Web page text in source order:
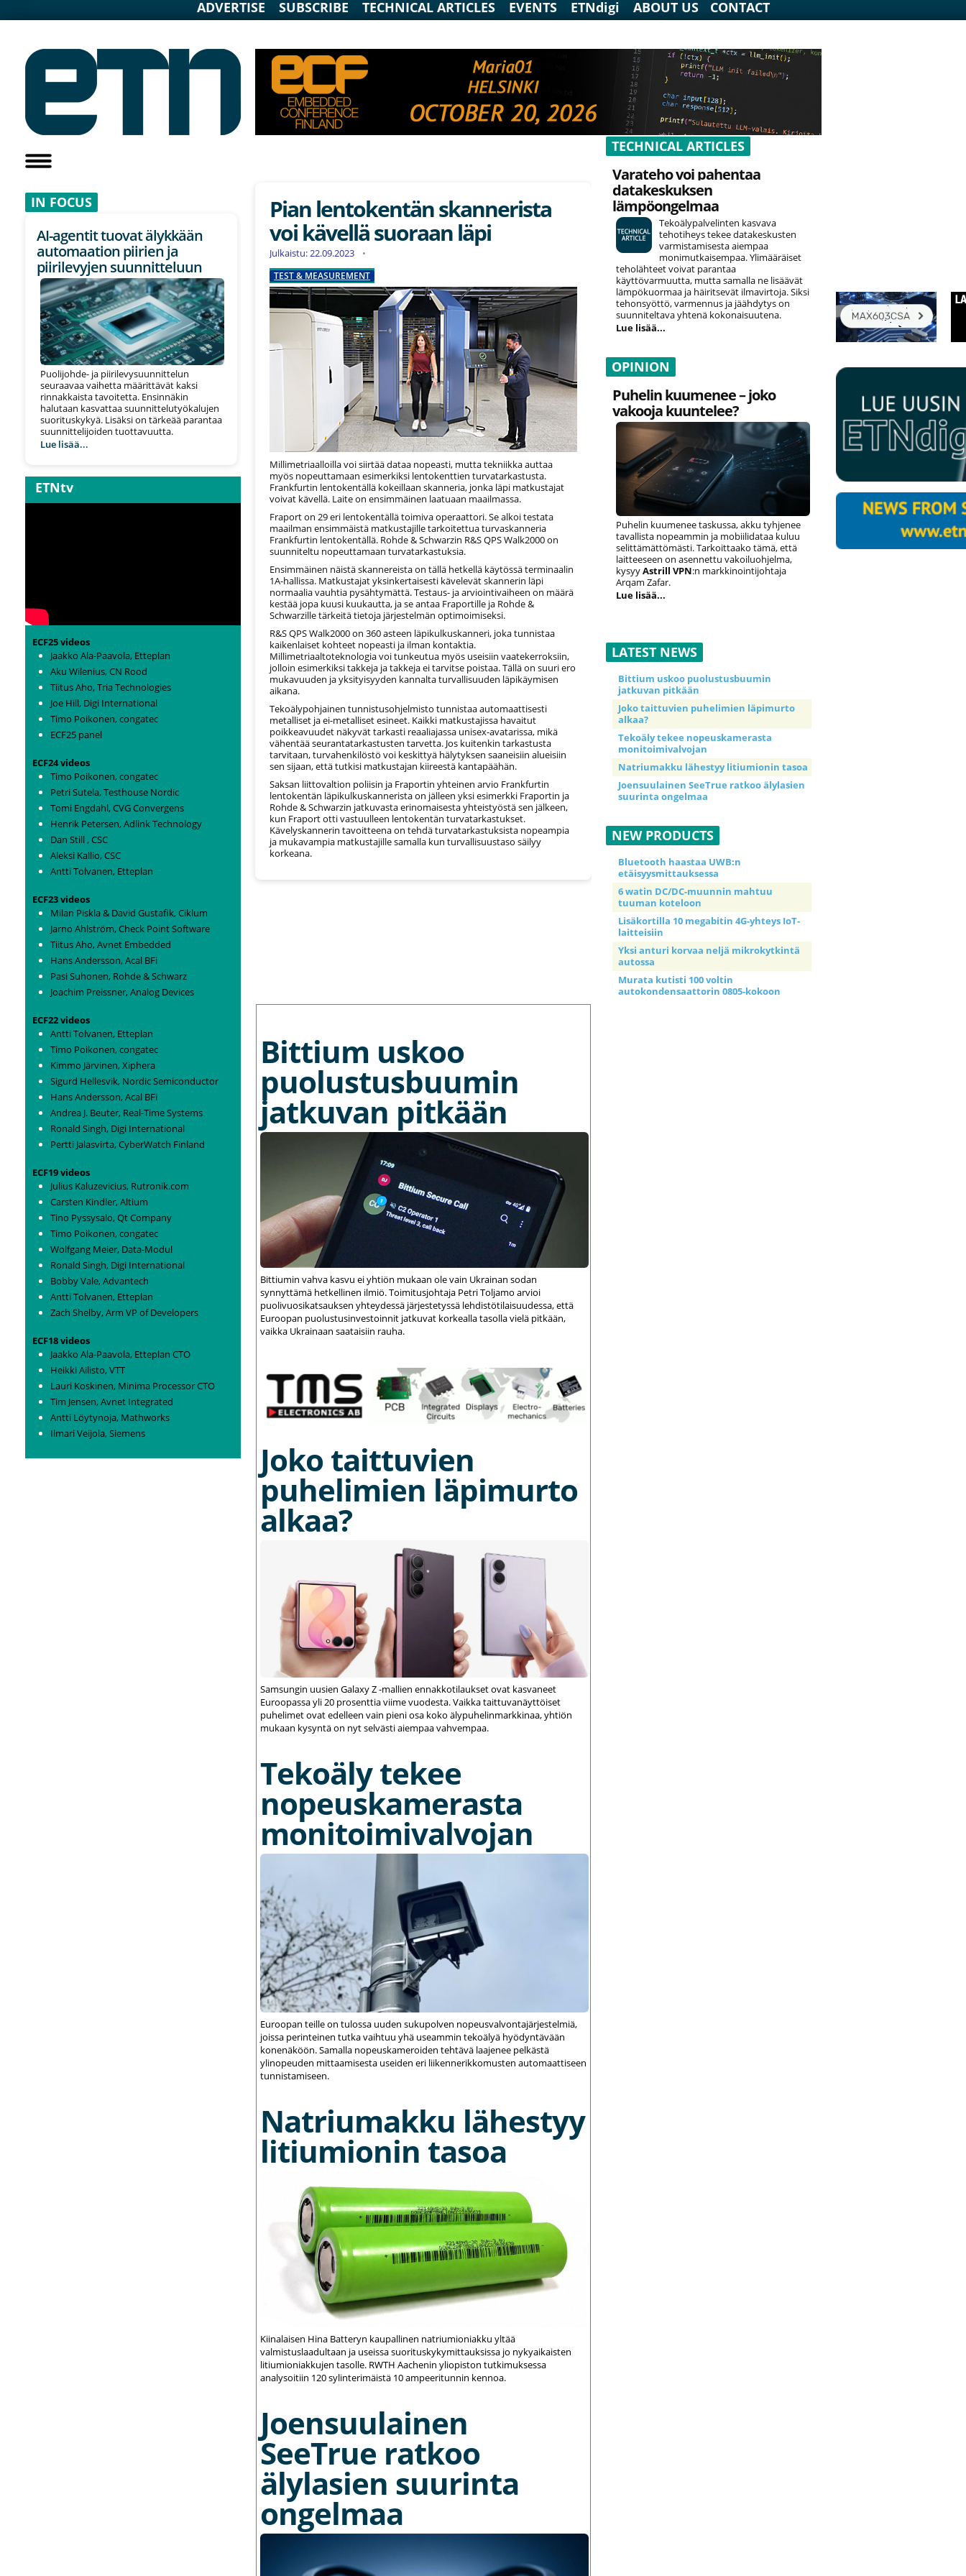
ADVERTISE SUBSCRIBE TECHNICAL ARTICLES EVENTS ETNdigi ABOUT US CONTACT
IN FOCUS
AI-agentit tuovat älykkään
automaation piirien ja
piirilevyjen suunnitteluun
Puolijohde- ja piirilevysuunnittelun
seuraavaa vaihetta määrittävät kaksi
rinnakkaista tavoitetta. Ensinnäkin
halutaan kasvattaa suunnittelutyökalujen
suorituskykyä. Lisäksi on tärkeää parantaa
suunnittelijoiden tuottavuutta.
Lue lisää...
ETNtv
ECF25 videos
Jaakko Ala-Paavola, Etteplan
Aku Wilenius, CN Rood
Tiitus Aho, Tria Technologies
Joe Hill, Digi International
Timo Poikonen, congatec
ECF25 panel
ECF24 videos
Timo Poikonen, congatec
Petri Sutela, Testhouse Nordic
Tomi Engdahl, CVG Convergens
Henrik Petersen, Adlink Technology
Dan Still , CSC
Aleksi Kallio, CSC
Antti Tolvanen, Etteplan
ECF23 videos
Milan Piskla & David Gustafik, Ciklum
Jarno Ahlström, Check Point Software
Tiitus Aho, Avnet Embedded
Hans Andersson, Acal BFi
Pasi Suhonen, Rohde & Schwarz
Joachim Preissner, Analog Devices
ECF22 videos
Antti Tolvanen, Etteplan
Timo Poikonen, congatec
Kimmo Järvinen, Xiphera
Sigurd Hellesvik, Nordic Semiconductor
Hans Andersson, Acal BFi
Andrea J. Beuter, Real-Time Systems
Ronald Singh, Digi International
Pertti Jalasvirta, CyberWatch Finland
ECF19 videos
Julius Kaluzevicius, Rutronik.com
Carsten Kindler, Altium
Tino Pyssysalo, Qt Company
Timo Poikonen, congatec
Wolfgang Meier, Data-Modul
Ronald Singh, Digi International
Bobby Vale, Advantech
Antti Tolvanen, Etteplan
Zach Shelby, Arm VP of Developers
ECF18 videos
Jaakko Ala-Paavola, Etteplan CTO
Heikki Ailisto, VTT
Lauri Koskinen, Minima Processor CTO
Tim Jensen, Avnet Integrated
Antti Löytynoja, Mathworks
Ilmari Veijola, Siemens
Pian lentokentän skannerista
voi kävellä suoraan läpi
Julkaistu: 22.09.2023
TEST & MEASUREMENT
Millimetriaalloilla voi siirtää dataa nopeasti, mutta tekniikka auttaa
myös nopeuttamaan esimerkiksi lentokenttien turvatarkastusta.
Frankfurtin lentokentällä kokeillaan skanneria, jonka läpi matkustajat
voivat kävellä. Laite on ensimmäinen laatuaan maailmassa.
Fraport on 29 eri lentokentällä toimiva operaattori. Se alkoi testata
maailman ensimmäistä matkustajille tarkoitettua turvaskanneria
Frankfurtin lentokentällä. Rohde & Schwarzin R&S QPS Walk2000 on
suunniteltu nopeuttamaan turvatarkastuksia.
Ensimmäinen näistä skannereista on tällä hetkellä käytössä terminaalin
1A-hallissa. Matkustajat yksinkertaisesti kävelevät skannerin läpi
normaalia vauhtia pysähtymättä. Testaus- ja arviointivaiheen on määrä
kestää jopa kuusi kuukautta, ja se antaa Fraportille ja Rohde &
Schwarzille tärkeitä tietoja järjestelmän optimoimiseksi.
R&S QPS Walk2000 on 360 asteen läpikulkuskanneri, joka tunnistaa
kaikenlaiset kohteet nopeasti ja ilman kontaktia.
Millimetriaaltoteknologia voi tunkeutua myös useisiin vaatekerroksiin,
jolloin esimerkiksi takkeja ja takkeja ei tarvitse poistaa. Tällä on suuri ero
mukavuuden ja yksityisyyden kannalta turvallisuuden läpikäymisen
aikana.
Tekoälypohjainen tunnistusohjelmisto tunnistaa automaattisesti
metalliset ja ei-metalliset esineet. Kaikki matkustajissa havaitut
poikkeavuudet näkyvät tarkasti reaaliajassa unisex-avatarissa, mikä
vähentää seurantatarkastusten tarvetta. Jos kuitenkin tarkastusta
tarvitaan, turvahenkilöstö voi keskittyä hälytyksen saaneisiin alueisiin
sen sijaan, että tutkisi matkustajan kiireestä kantapäähän.
Saksan liittovaltion poliisin ja Fraportin yhteinen arvio Frankfurtin
lentokentän läpikulkuskannerista on jälleen yksi esimerkki Fraportin ja
Rohde & Schwarzin jatkuvasta erinomaisesta yhteistyöstä sen jälkeen,
kun Fraport otti vastuulleen lentokentän turvatarkastukset.
Kävelyskannerin tavoitteena on tehdä turvatarkastuksista nopeampia
ja mukavampia matkustajille samalla kun turvallisuustaso säilyy
korkeana.
Bittium uskoo
puolustusbuumin
jatkuvan pitkään
Bittiumin vahva kasvu ei yhtiön mukaan ole vain Ukrainan sodan
synnyttämä hetkellinen ilmiö. Toimitusjohtaja Petri Toljamo arvioi
puolivuosikatsauksen yhteydessä järjestetyssä lehdistötilaisuudessa, että
Euroopan puolustusinvestoinnit jatkuvat korkealla tasolla vielä pitkään,
vaikka Ukrainaan saataisiin rauha.
Joko taittuvien
puhelimien läpimurto
alkaa?
Samsungin uusien Galaxy Z -mallien ennakkotilaukset ovat kasvaneet
Euroopassa yli 20 prosenttia viime vuodesta. Vaikka taittuvanäyttöiset
puhelimet ovat edelleen vain pieni osa koko älypuhelinmarkkinaa, yhtiön
mukaan kysyntä on nyt selvästi aiempaa vahvempaa.
Tekoäly tekee
nopeuskamerasta
monitoimivalvojan
Euroopan teille on tulossa uuden sukupolven nopeusvalvontajärjestelmiä,
joissa perinteinen tutka vaihtuu yhä useammin tekoälyä hyödyntävään
konenäköön. Samalla nopeuskameroiden tehtävä laajenee pelkästä
ylinopeuden mittaamisesta useiden eri liikennerikkomusten automaattiseen
tunnistamiseen.
Natriumakku lähestyy
litiumionin tasoa
Kiinalaisen Hina Batteryn kaupallinen natriumioniakku yltää
valmistuslaadultaan ja useissa suorituskykymittauksissa jo nykyaikaisten
litiumioniakkujen tasolle. RWTH Aachenin yliopiston tutkimuksessa
analysoitiin 120 sylinterimäistä 10 ampeeritunnin kennoa.
Joensuulainen
SeeTrue ratkoo
älylasien suurinta
ongelmaa
TECHNICAL ARTICLES
Varateho voi pahentaa
datakeskuksen
lämpöongelmaa
Tekoälypalvelinten kasvava
tehotiheys tekee datakeskusten
varmistamisesta aiempaa
monimutkaisempaa. Ylimääräiset
teholähteet voivat parantaa
käyttövarmuutta, mutta samalla ne lisäävät
lämpökuormaa ja häiritsevät ilmavirtoja. Siksi
tehonsyöttö, varmennus ja jäähdytys on
suunniteltava yhtenä kokonaisuutena.
Lue lisää...
OPINION
Puhelin kuumenee – joko
vakooja kuuntelee?
Puhelin kuumenee taskussa, akku tyhjenee
tavallista nopeammin ja mobiilidataa kuluu
selittämättömästi. Tarkoittaako tämä, että
laitteeseen on asennettu vakoiluohjelma,
kysyyAstrill VPN:n markkinointijohtaja
Arqam Zafar.
Lue lisää...
LATEST NEWS
Bittium uskoo puolustusbuumin
jatkuvan pitkään
Joko taittuvien puhelimien läpimurto
alkaa?
Tekoäly tekee nopeuskamerasta
monitoimivalvojan
Natriumakku lähestyy litiumionin tasoa
Joensuulainen SeeTrue ratkoo älylasien
suurinta ongelmaa
NEW PRODUCTS
Bluetooth haastaa UWB:n
etäisyysmittauksessa
6 watin DC/DC-muunnin mahtuu
tuuman koteloon
Lisäkortilla 10 megabitin 4G-yhteys IoT-
laitteisiin
Yksi anturi korvaa neljä mikrokytkintä
autossa
Murata kutisti 100 voltin
autokondensaattorin 0805-kokoon